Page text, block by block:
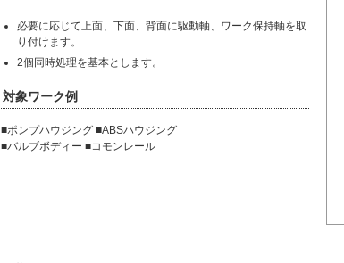
必要に応じて上面、下面、背面に駆動軸、ワーク保持軸を取
り付けます。
2個同時処理を基本とします。
対象ワーク例
■ポンプハウジング ■ABSハウジング
■バルブボディー ■コモンレール